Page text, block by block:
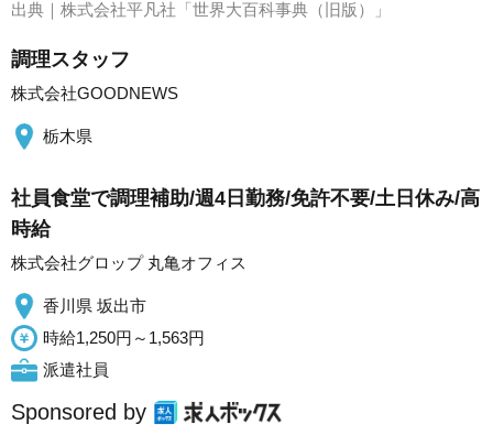
出典｜ 株式会社平凡社「世界大百科事典（旧版）」
調理スタッフ
株式会社GOODNEWS
栃木県
社員食堂で調理補助/週4日勤務/免許不要/土日休み/高
時給
株式会社グロップ 丸亀オフィス
香川県 坂出市
時給1,250円～1,563円
派遣社員
Sponsored by